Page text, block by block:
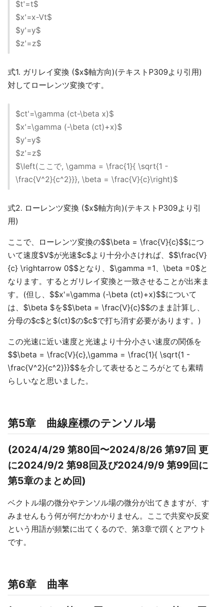
$t'=t$
$x'=x-Vt$
$y'=y$
$z'=z$
式1. ガリレイ変換 ($x$軸方向)(テキストP309より引用)
対してローレンツ変換です。
$ct'=\gamma (ct-\beta x)$
$x'=\gamma (-\beta (ct)+x)$
$y'=y$
$z'=z$
$\left(ここで, \gamma = \frac{1}{ \sqrt{1 -
\frac{V^2}{c^2}}}, \beta = \frac{V}{c}\right)$
式2. ローレンツ変換 ($x$軸方向)(テキストP309より引
用)
ここで、ローレンツ変換の$$\beta = \frac{V}{c}$$につ
いて速度$V$が光速$c$より十分小さければ、$$\frac{V}
{c} \rightarrow 0$$となり、$\gamma =1、\beta =0$と
なります。するとガリレイ変換と一致させることが出来ま
す。(但し、$$x'=\gamma (-\beta (ct)+x)$$について
は、$\beta $を$$\beta = \frac{V}{c}$$のまま計算し、
分母の$c$と$(ct)$の$c$で打ち消す必要があります。)
この光速に近い速度と光速より十分小さい速度の関係を
$$\beta = \frac{V}{c},\gamma = \frac{1}{ \sqrt{1 -
\frac{V^2}{c^2}}}$$を介して表せるところがとても素晴
らしいなと思いました。
第5章 曲線座標のテンソル場
(2024/4/29 第80回〜2024/8/26 第97回 更
に2024/9/2 第98回及び2024/9/9 第99回に
第5章のまとめ回)
ベクトル場の微分やテンソル場の微分が出てきますが、す
みませんもう何が何だかわかりません。ここで共変や反変
という用語が頻繁に出てくるので、第3章で躓くとアウト
です。
第6章 曲率